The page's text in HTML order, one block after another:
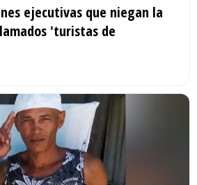
ejecutivas que niegan la
'turistas de